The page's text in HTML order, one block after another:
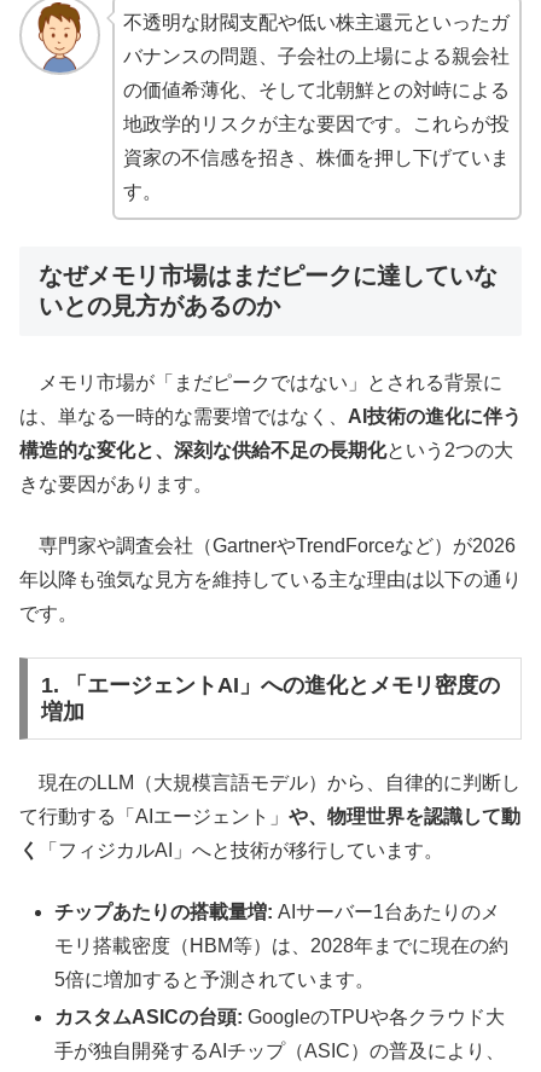
不透明な財閥支配や低い株主還元といったガ
バナンスの問題、子会社の上場による親会社
の価値希薄化、そして北朝鮮との対峙による
地政学的リスクが主な要因です。これらが投
資家の不信感を招き、株価を押し下げていま
す。
なぜメモリ市場はまだピークに達していな
いとの見方があるのか
メモリ市場が「まだピークではない」とされる背景に
は、単なる一時的な需要増ではなく、 AI技術の進化に伴う
構造的な変化と、深刻な供給不足の長期化という2つの大
きな要因があります。
専門家や調査会社（GartnerやTrendForceなど）が2026
年以降も強気な見方を維持している主な理由は以下の通り
です。
1. 「エージェントAI」への進化とメモリ密度の
増加
現在のLLM（大規模言語モデル）から、自律的に判断し
て行動する「AIエージェント」 や、物理世界を認識して動
く
「フィジカルAI」へと技術が移行しています。
チップあたりの搭載量増: AIサーバー1台あたりのメ
モリ搭載密度（HBM等）は、2028年までに現在の約
5倍に増加すると予測されています。
カスタムASICの台頭: GoogleのTPUや各クラウド大
手が独自開発するAIチップ（ASIC）の普及により、